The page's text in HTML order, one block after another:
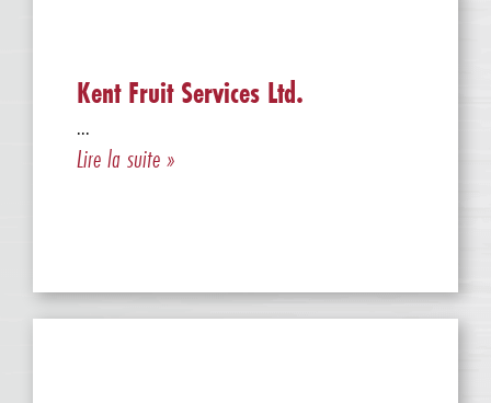
Kent Fruit Services Ltd.
...
Lire la suite »